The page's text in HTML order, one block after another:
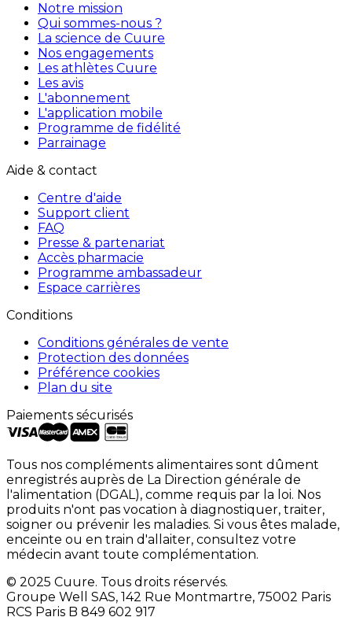
Notre mission
Qui sommes-nous ?
La science de Cuure
Nos engagements
Les athlètes Cuure
Les avis
L'abonnement
L'application mobile
Programme de fidélité
Parrainage
Aide & contact
Centre d'aide
Support client
FAQ
Presse & partenariat
Accès pharmacie
Programme ambassadeur
Espace carrières
Conditions
Conditions générales de vente
Protection des données
Préférence cookies
Plan du site
Paiements sécurisés
Tous nos compléments alimentaires sont dûment
enregistrés auprès de La Direction générale de
l'alimentation (DGAL), comme requis par la loi. Nos
produits n'ont pas vocation à diagnostiquer, traiter,
soigner ou prévenir les maladies. Si vous êtes malade,
enceinte ou en train d'allaiter, consultez votre
médecin avant toute complémentation.
© 2025 Cuure. Tous droits réservés.
Groupe Well SAS, 142 Rue Montmartre, 75002 Paris
RCS Paris B 849 602 917